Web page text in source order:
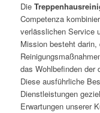
Die
Competenza
verlässlichen Service
Mission besteht
das Wohlbefinden der
Diese ausführliche
Dienstleistungen
Erwartungen unserer